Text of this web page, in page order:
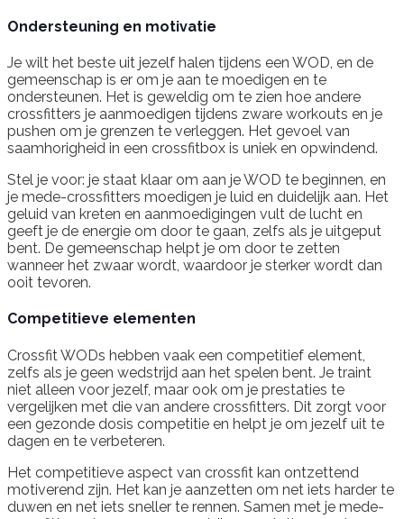
Ondersteuning en motivatie
Je wilt het beste uit jezelf halen tijdens een WOD, en de
gemeenschap is er om je aan te moedigen en te
ondersteunen. Het is geweldig om te zien hoe andere
crossfitters je aanmoedigen tijdens zware workouts en je
pushen om je grenzen te verleggen. Het gevoel van
saamhorigheid in een crossfitbox is uniek en opwindend.
Stel je voor: je staat klaar om aan je WOD te beginnen, en
je mede-crossfitters moedigen je luid en duidelijk aan. Het
geluid van kreten en aanmoedigingen vult de lucht en
geeft je de energie om door te gaan, zelfs als je uitgeput
bent. De gemeenschap helpt je om door te zetten
wanneer het zwaar wordt, waardoor je sterker wordt dan
ooit tevoren.
Competitieve elementen
Crossfit WODs hebben vaak een competitief element,
zelfs als je geen wedstrijd aan het spelen bent. Je traint
niet alleen voor jezelf, maar ook om je prestaties te
vergelijken met die van andere crossfitters. Dit zorgt voor
een gezonde dosis competitie en helpt je om jezelf uit te
dagen en te verbeteren.
Het competitieve aspect van crossfit kan ontzettend
motiverend zijn. Het kan je aanzetten om net iets harder te
duwen en net iets sneller te rennen. Samen met je mede-